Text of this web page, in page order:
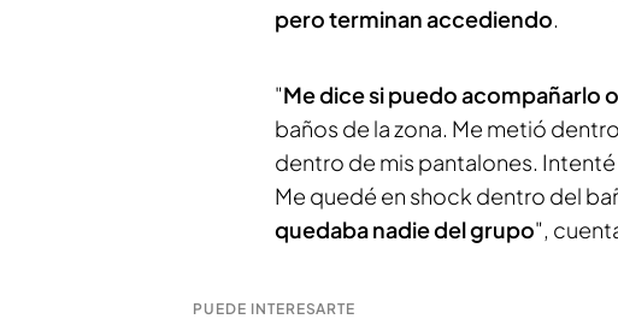
pero terminan accediendo.
"Me dice si puedo acompañarlo
baños de la zona. Me metió
dentro de mis pantalones.
Me quedé en shock dentro del
quedaba nadie del grupo",
PUEDE INTERESARTE